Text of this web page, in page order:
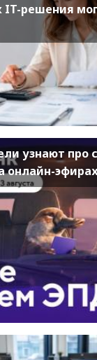
IT-решения
узнают про
онлайн-